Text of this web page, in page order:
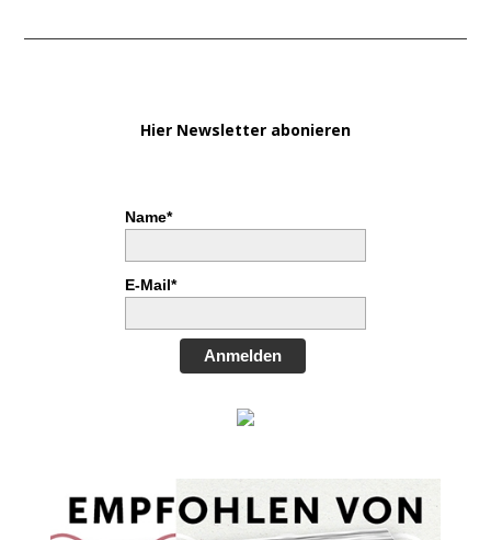
Hier Newsletter abonieren
Name*
E-Mail*
Anmelden